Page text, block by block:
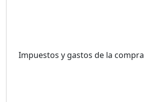
Impuestos y gastos de la compra